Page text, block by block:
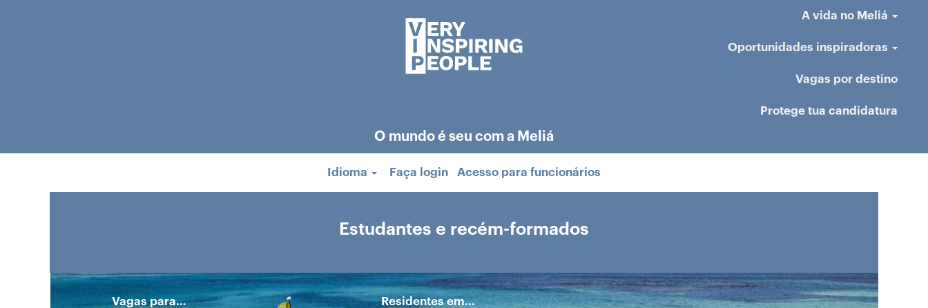
A vida no Meliá
Oportunidades inspiradoras
Vagas por destino
Protege tua candidatura
O mundo é seu com a Meliá
Idioma Faça login Acesso para funcionários
Estudantes e recém-formados
Vagas para… Residentes em…